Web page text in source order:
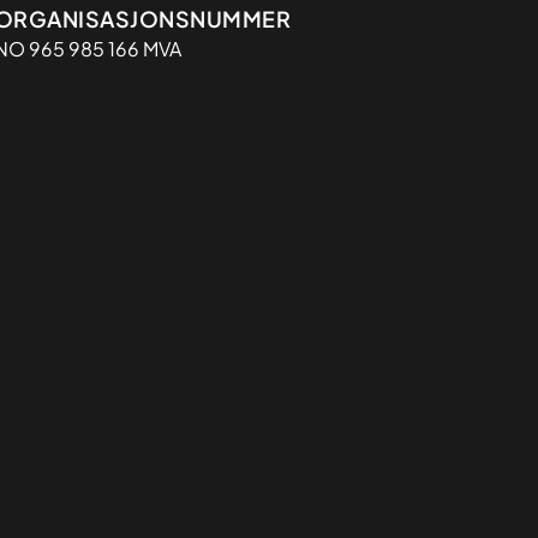
965 985 166 MVA